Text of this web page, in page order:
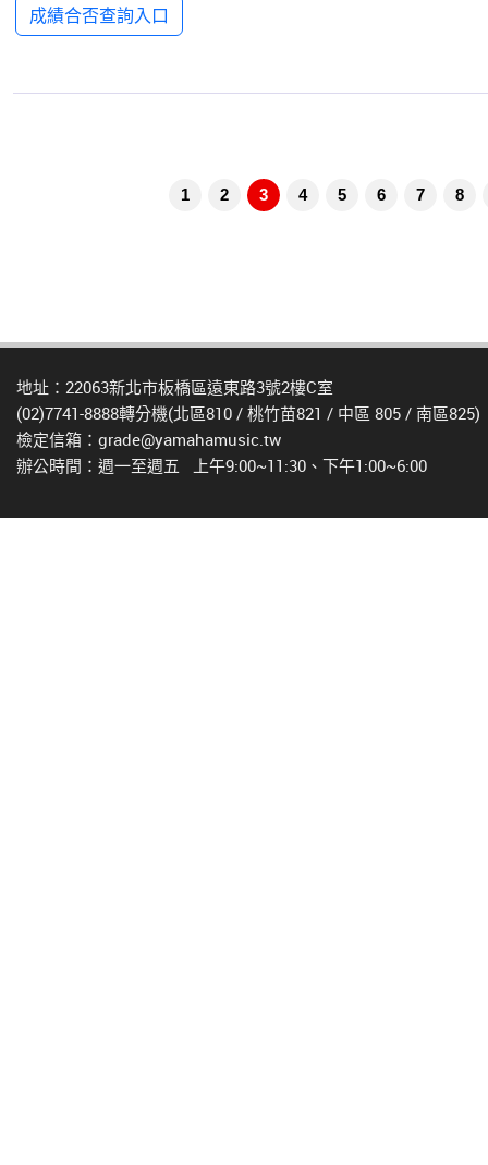
成績合否查詢入口
1 2 3 4 5 6 7 8
地址：22063新北市板橋區遠東路3號2樓C室
(02)7741-8888轉分機(北區810 / 桃竹苗821 / 中區 805 / 南區825)
檢定信箱：grade@yamahamusic.tw
辦公時間：週一至週五 上午9:00~11:30、下午1:00~6:00